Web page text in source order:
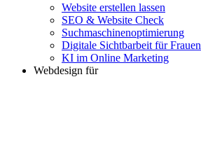
Website erstellen lassen
SEO & Website Check
Suchmaschinenoptimierung
Digitale Sichtbarbeit für Frauen
KI im Online Marketing
Webdesign für